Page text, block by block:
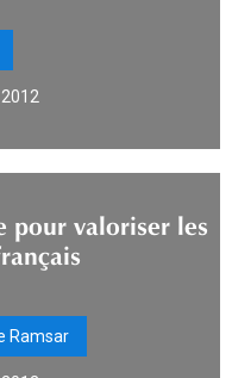
pour valoriser les
Ramsar